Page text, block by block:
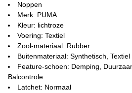
Noppen
Merk: PUMA
Kleur: lichtroze
Voering: Textiel
Zool-materiaal: Rubber
Buitenmateriaal: Synthetisch, Textiel
Feature-schoen: Demping,
Balcontrole
Latchet: Normaal